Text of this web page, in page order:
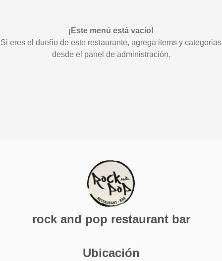
¡Este menú está vacío!
Si eres el dueño de este restaurante, agrega items y categorias
desde el panel de administración.
rock and pop restaurant bar
Ubicación